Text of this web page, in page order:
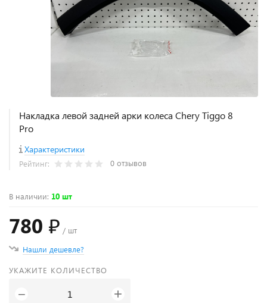
Накладка левой задней арки колеса Chery Tiggo 8
Pro
Характеристики
Рейтинг: 0 отзывов
В наличии: 10 шт
780 ₽ / шт
Нашли дешевле?
УКАЖИТЕ КОЛИЧЕСТВО
− +